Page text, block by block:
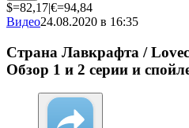
$=82,17|€=94,84
Видео24.08.2020 в 16:35
Страна Лавкрафта /
Обзор 1 и 2 серии и